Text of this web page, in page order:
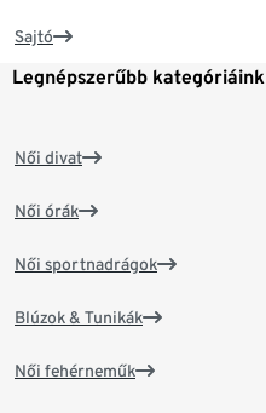
Sajtó
Legnépszerűbb kategóriáink
Női divat
Női órák
Női sportnadrágok
Blúzok & Tunikák
Női fehérneműk